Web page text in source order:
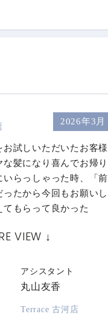
2026年3月
試しいただいたお客様
髪になり喜んでお帰り
いらっしゃった時、「前
たから今回もお願いし
てもらって良かった
VIEW ↓
アシスタント
丸山友香
Terrace 古河店